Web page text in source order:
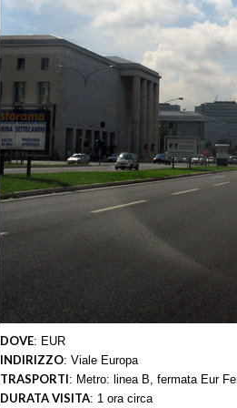
DOVE: EUR
INDIRIZZO: Viale Europa
TRASPORTI: Metro: linea B, fermata Eur
DURATA VISITA: 1 ora circa